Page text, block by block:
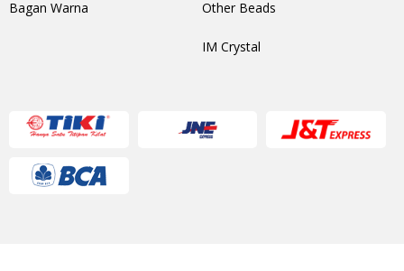
Bagan Warna Other Beads
IM Crystal